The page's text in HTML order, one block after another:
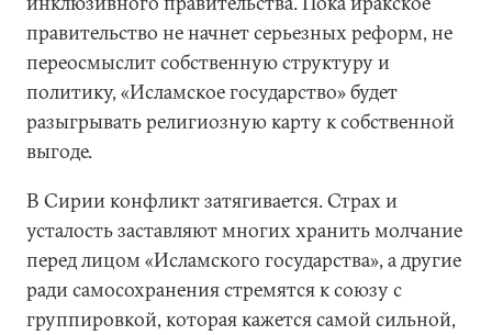
правительство не начнет серьезных реформ, не
переосмыслит собственную структуру и
политику, «Исламское государство» будет
разыгрывать религиозную карту к собственной
выгоде.
В Сирии конфликт затягивается. Страх и
усталость заставляют многих хранить молчание
перед лицом «Исламского государства», а другие
ради самосохранения стремятся к союзу с
группировкой, которая кажется самой сильной,